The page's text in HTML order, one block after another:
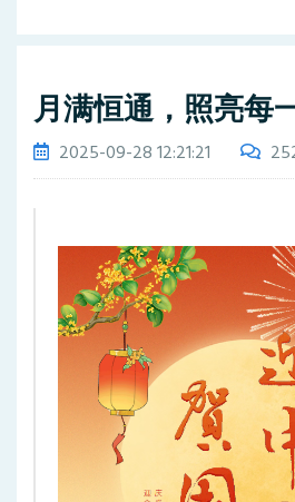
月满恒通，照亮每
2025-09-28 12:21:21